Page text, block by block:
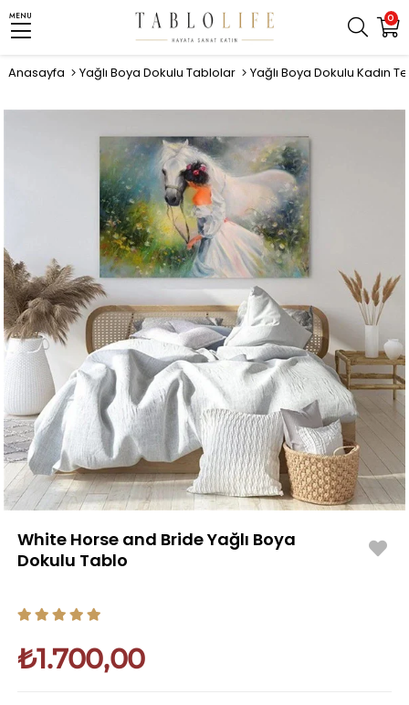
0
MENU
Anasayfa Yağlı Boya Dokulu Tablolar Yağlı Boya Dokulu Kadın
White Horse and Bride Yağlı Boya
Dokulu Tablo
₺1.700,00